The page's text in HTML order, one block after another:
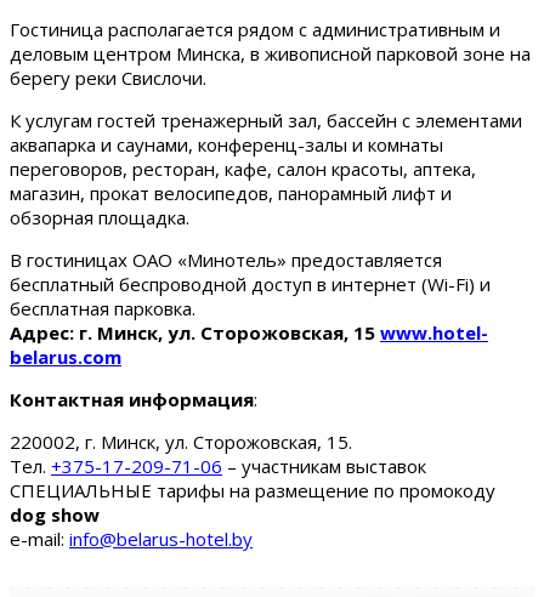
Гостиница располагается рядом с административным и
деловым центром Минска, в живописной парковой зоне на
берегу реки Свислочи.
К услугам гостей тренажерный зал, бассейн с элементами
аквапарка и саунами, конференц-залы и комнаты
переговоров, ресторан, кафе, салон красоты, аптека,
магазин, прокат велосипедов, панорамный лифт и
обзорная площадка.
В гостиницах ОАО «Минотель» предоставляется
бесплатный беспроводной доступ в интернет (Wi-Fi) и
бесплатная парковка.
Адрес: г. Минск, ул. Сторожовская, 15 www.hotel-
belarus.com
Контактная информация:
220002, г. Минск, ул. Сторожовская, 15.
Тел. +375-17-209-71-06 – участникам выставок
СПЕЦИАЛЬНЫЕ тарифы на размещение по промокоду
dog show
e-mail: info@belarus-hotel.by